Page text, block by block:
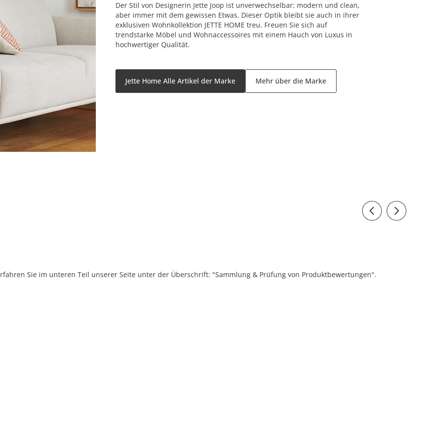
Der Stil von Designerin Jette Joop ist unverwechselbar: modern und clean,
aber immer mit dem gewissen Etwas. Dieser Optik bleibt sie auch in ihrer
exklusiven Wohnkollektion JETTE HOME treu. Freuen Sie sich auf
trendstarke Möbel und Wohnaccessoires mit einem Hauch von Luxus in
hochwertiger Qualität.
Jette Home Alle Artikel der Marke Mehr über die Marke
Sie im unteren Teil unserer Seite unter der Überschrift: "Sammlung & Prüfung von Produktbewertungen".